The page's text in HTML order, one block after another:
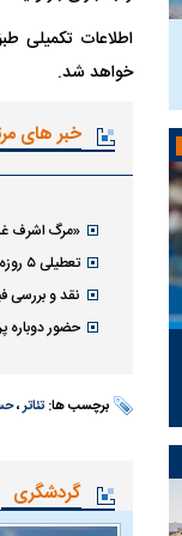
اطلاعات تکمیلی
خواهد شد.
خبر های
«مرگ اشرف
تعطیلی ۵ روزه سالن‌های تئاتر | علت چیست؟
نقد و بررسی
حضور دوباره
برچسب ها: تئاتر،
گردشگری
ردپای سیاست در یک
ماجرای قتل مداح